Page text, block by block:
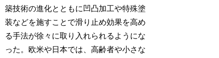
築技術の進化とともに凹凸加工や特殊塗
装などを施すことで滑り止め効果を高め
る手法が徐々に取り入れられるようにな
った。欧米や日本では、高齢者や小さな